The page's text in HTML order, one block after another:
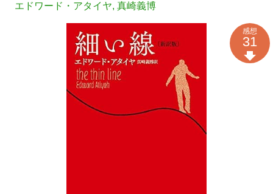
エドワード・アタイヤ, 真崎義博
感想
31